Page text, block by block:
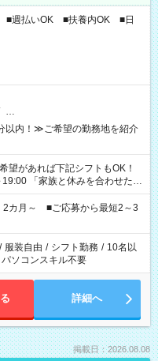
■週払いOK ■扶養内OK ■日
…
以内！≫ご希望の勤務地を紹介
合わせた
がしたい」 「できれば残業はし
いね。 ※Wワーク希望
勤務時間と、もう1つのお仕事
超える場合は応募できません。
2カ月～ ■ご応募から最短2～3
/ 服装自由 / シフト勤務 / 10名以
パソコンスキル不要
詳細へ
掲載日：2026.08.08